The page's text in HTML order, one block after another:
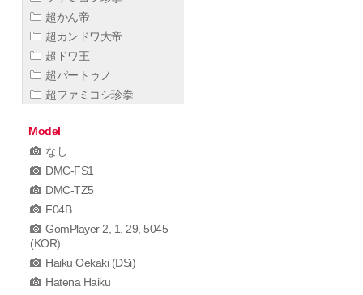
超かん帝
超カンドワ大帝
超ドワ王
超パートゥノ
超ファミコシ珍拳
Model
なし
DMC-FS1
DMC-TZ5
F04B
GomPlayer 2, 1, 29, 5045
(KOR)
Haiku Oekaki (DSi)
Hatena Haiku